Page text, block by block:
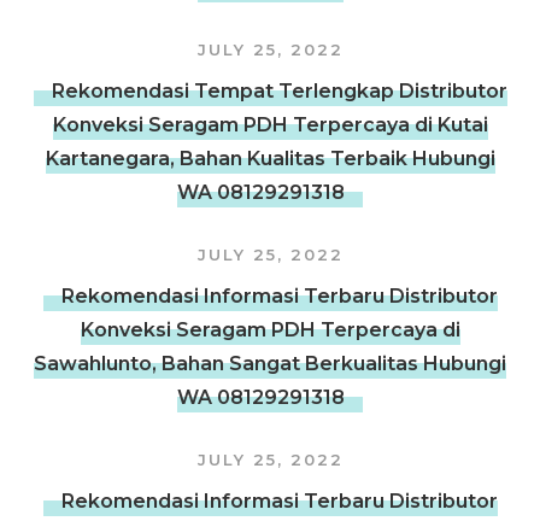
JULY 25, 2022
Rekomendasi Tempat Terlengkap Distributor
Konveksi Seragam PDH Terpercaya di Kutai
Kartanegara, Bahan Kualitas Terbaik Hubungi
WA 08129291318
JULY 25, 2022
Rekomendasi Informasi Terbaru Distributor
Konveksi Seragam PDH Terpercaya di
Sawahlunto, Bahan Sangat Berkualitas Hubungi
WA 08129291318
JULY 25, 2022
Rekomendasi Informasi Terbaru Distributor